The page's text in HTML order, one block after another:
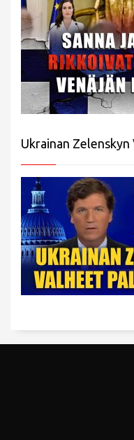
Ukrainan